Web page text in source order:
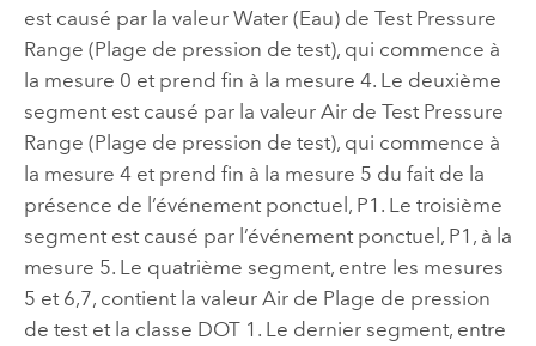
est causé par la valeur Water (Eau) de Test Pressure
Range (Plage de pression de test), qui commence à
la mesure 0 et prend fin à la mesure 4. Le deuxième
segment est causé par la valeur Air de Test Pressure
Range (Plage de pression de test), qui commence à
la mesure 4 et prend fin à la mesure 5 du fait de la
présence de l’événement ponctuel, P1. Le troisième
segment est causé par l’événement ponctuel, P1, à la
mesure 5. Le quatrième segment, entre les mesures
5 et 6,7, contient la valeur Air de Plage de pression
de test et la classe DOT 1. Le dernier segment, entre